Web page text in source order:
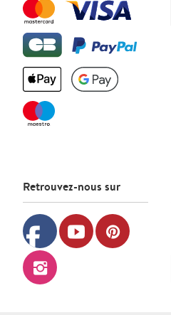
Retrouvez-nous sur
facebook youtube pinterest
instagram